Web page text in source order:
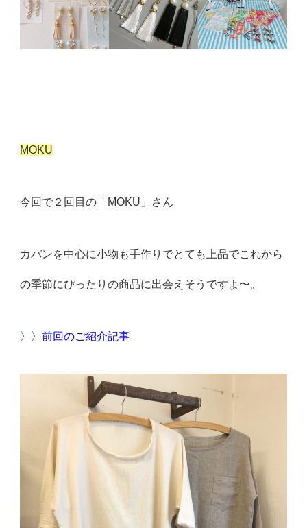
MOKU
今回で２回目の「MOKU」さん
カバンを中心に小物も手作りでとても上品でこれから
の季節にぴったりの商品に出会えそうですよ〜。
〉〉前回のご紹介記事